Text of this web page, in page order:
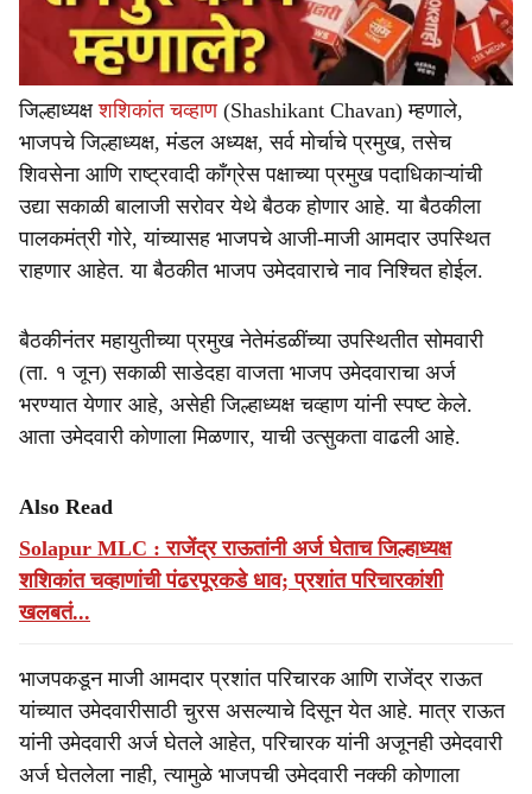
जिल्हाध्यक्षशशिकांत चव्हाण(Shashikant Chavan) म्हणाले,
भाजपचे जिल्हाध्यक्ष, मंडल अध्यक्ष, सर्व मोर्चाचे प्रमुख, तसेच
शिवसेना आणि राष्ट्रवादी काँग्रेस पक्षाच्या प्रमुख पदाधिकाऱ्यांची
उद्या सकाळी बालाजी सरोवर येथे बैठक होणार आहे. या बैठकीला
पालकमंत्री गोरे, यांच्यासह भाजपचे आजी-माजी आमदार उपस्थित
राहणार आहेत. या बैठकीत भाजप उमेदवाराचे नाव निश्चित होईल.
बैठकीनंतर महायुतीच्या प्रमुख नेतेमंडळींच्या उपस्थितीत सोमवारी
(ता. १ जून) सकाळी साडेदहा वाजता भाजप उमेदवाराचा अर्ज
भरण्यात येणार आहे, असेही जिल्हाध्यक्ष चव्हाण यांनी स्पष्ट केले.
आता उमेदवारी कोणाला मिळणार, याची उत्सुकता वाढली आहे.
Also Read
Solapur MLC : राजेंद्र राऊतांनी अर्ज घेताच जिल्हाध्यक्ष
शशिकांत चव्हाणांची पंढरपूरकडे धाव; प्रशांत परिचारकांशी
खलबतं...
भाजपकडून माजी आमदार प्रशांत परिचारक आणि राजेंद्र राऊत
यांच्यात उमेदवारीसाठी चुरस असल्याचे दिसून येत आहे. मात्र राऊत
यांनी उमेदवारी अर्ज घेतले आहेत, परिचारक यांनी अजूनही उमेदवारी
अर्ज घेतलेला नाही, त्यामुळे भाजपची उमेदवारी नक्की कोणाला